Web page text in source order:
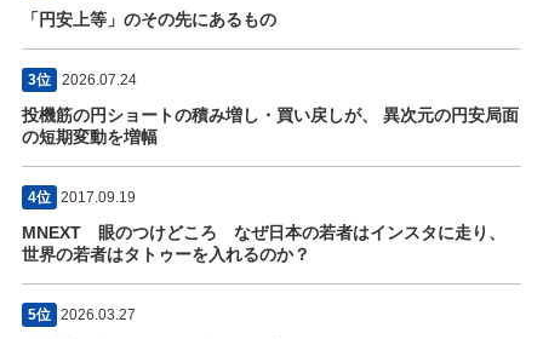
「円安上等」のその先にあるもの
3位 2026.07.24
投機筋の円ショートの積み増し・買い戻しが、 異次元の円安局面
の短期変動を増幅
4位 2017.09.19
MNEXT 眼のつけどころ なぜ日本の若者はインスタに走り、
世界の若者はタトゥーを入れるのか？
5位 2026.03.27